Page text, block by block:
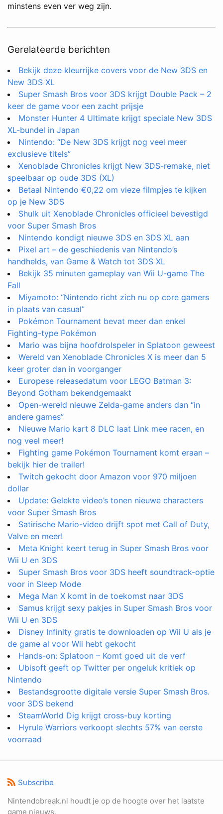
minstens even ver weg zijn.
Gerelateerde berichten
Bekijk deze kleurrijke covers voor de New 3DS en
New 3DS XL
Super Smash Bros voor 3DS krijgt Double Pack – 2
keer de game voor een zacht prijsje
Monster Hunter 4 Ultimate krijgt speciale New 3DS
XL-bundel in Japan
Nintendo: “De New 3DS krijgt nog veel meer
exclusieve titels”
Xenoblade Chronicles krijgt New 3DS-remake, niet
speelbaar op oude 3DS (XL)
Betaal Nintendo €0,22 om vieze filmpjes te kijken
op je New 3DS
Shulk uit Xenoblade Chronicles officieel bevestigd
voor Super Smash Bros
Nintendo kondigt nieuwe 3DS en 3DS XL aan
Pixel art – de geschiedenis van Nintendo’s
handhelds, van Game & Watch tot 3DS XL
Bekijk 35 minuten gameplay van Wii U-game The
Fall
Miyamoto: “Nintendo richt zich nu op core gamers
in plaats van casual”
Pokémon Tournament bevat meer dan enkel
Fighting-type Pokémon
Mario was bijna hoofdrolspeler in Splatoon geweest
Wereld van Xenoblade Chronicles X is meer dan 5
keer groter dan in voorganger
Europese releasedatum voor LEGO Batman 3:
Beyond Gotham bekendgemaakt
Open-wereld nieuwe Zelda-game anders dan “in
andere games”
Nieuwe Mario kart 8 DLC laat Link mee racen, en
nog veel meer!
Fighting game Pokémon Tournament komt eraan –
bekijk hier de trailer!
Twitch gekocht door Amazon voor 970 miljoen
dollar
Update: Gelekte video’s tonen nieuwe characters
voor Super Smash Bros
Satirische Mario-video drijft spot met Call of Duty,
Valve en meer!
Meta Knight keert terug in Super Smash Bros voor
Wii U en 3DS
Super Smash Bros voor 3DS heeft soundtrack-optie
voor in Sleep Mode
Mega Man X komt in de toekomst naar 3DS
Samus krijgt sexy pakjes in Super Smash Bros voor
Wii U en 3DS
Disney Infinity gratis te downloaden op Wii U als je
de game al voor Wii hebt gekocht
Hands-on: Splatoon – Komt goed uit de verf
Ubisoft geeft op Twitter per ongeluk kritiek op
Nintendo
Bestandsgrootte digitale versie Super Smash Bros.
voor 3DS bekend
SteamWorld Dig krijgt cross-buy korting
Hyrule Warriors verkoopt slechts 57% van eerste
voorraad
Subscribe
Nintendobreak.nl houdt je op de hoogte over het laatste
game nieuws.